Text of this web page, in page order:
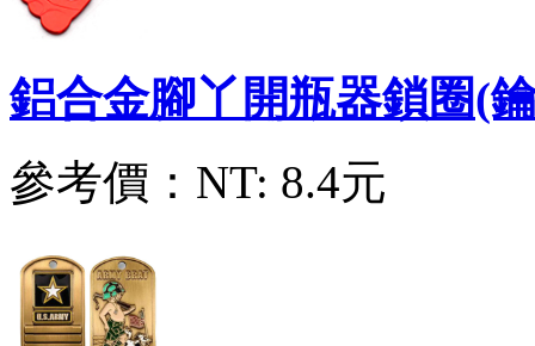
鋁合金腳丫開瓶器鎖圈(
參考價： NT: 8.4元